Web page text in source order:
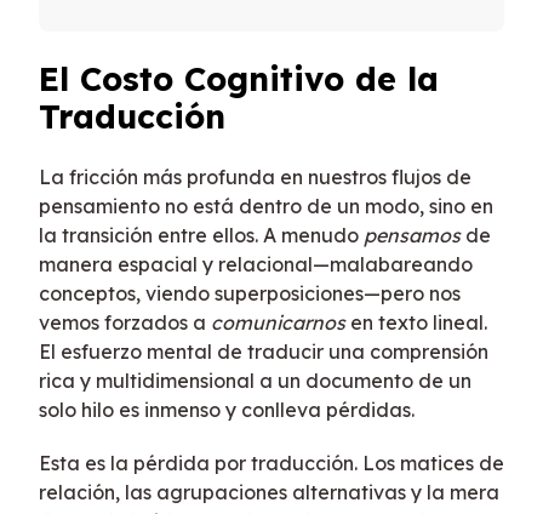
El Costo Cognitivo de la
Traducción
La fricción más profunda en nuestros flujos de
pensamiento no está dentro de un modo, sino en
la transición entre ellos. A menudo pensamosde
manera espacial y relacional—malabareando
conceptos, viendo superposiciones—pero nos
vemos forzados a comunicarnosen texto lineal.
El esfuerzo mental de traducir una comprensión
rica y multidimensional a un documento de un
solo hilo es inmenso y conlleva pérdidas.
Esta es la pérdida por traducción. Los matices de
relación, las agrupaciones alternativas y la mera